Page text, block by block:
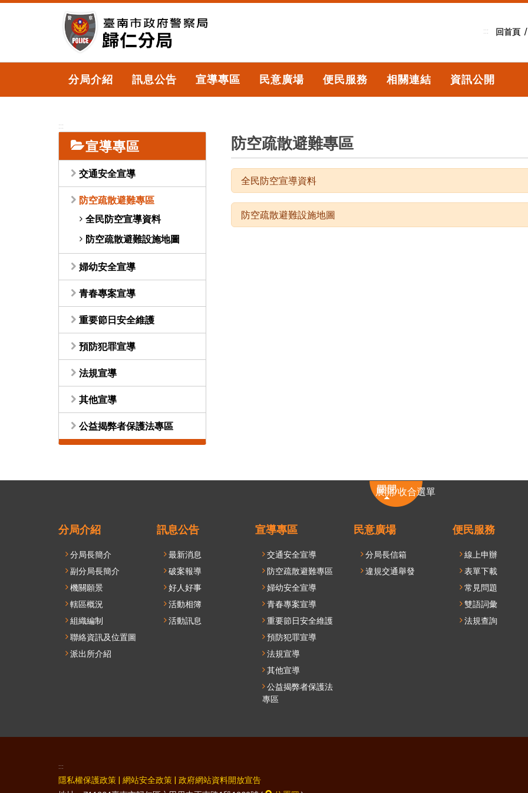
跳
內
::: 回首頁
分局介紹 訊息公告 宣導專區 民意廣場 便民服務 相關連結 資訊公開
:::
宣導專區
交通安全宣導
防空疏散避難專區
全民防空宣導資料
防空疏散避難設施地圖
婦幼安全宣導
青春專案宣導
重要節日安全維護
預防犯罪宣導
法規宣導
其他宣導
公益揭弊者保護法專區
防空疏散避難專區
全民防空宣導資料
防空疏散避難設施地圖
展開/收合選單
分局介紹
分局長簡介
副分局長簡介
機關願景
轄區概況
組織編制
聯絡資訊及位置圖
派出所介紹
訊息公告
最新消息
破案報導
好人好事
活動相簿
活動訊息
宣導專區
交通安全宣導
防空疏散避難專區
婦幼安全宣導
青春專案宣導
重要節日安全維護
預防犯罪宣導
法規宣導
其他宣導
公益揭弊者保護法
專區
民意廣場
分局長信箱
違規交通舉發
便民服務
線上申辦
表單下載
常見問題
雙語詞彙
法規查詢
:::
隱私權保護政策 | 網站安全政策 | 政府網站資料開放宣告